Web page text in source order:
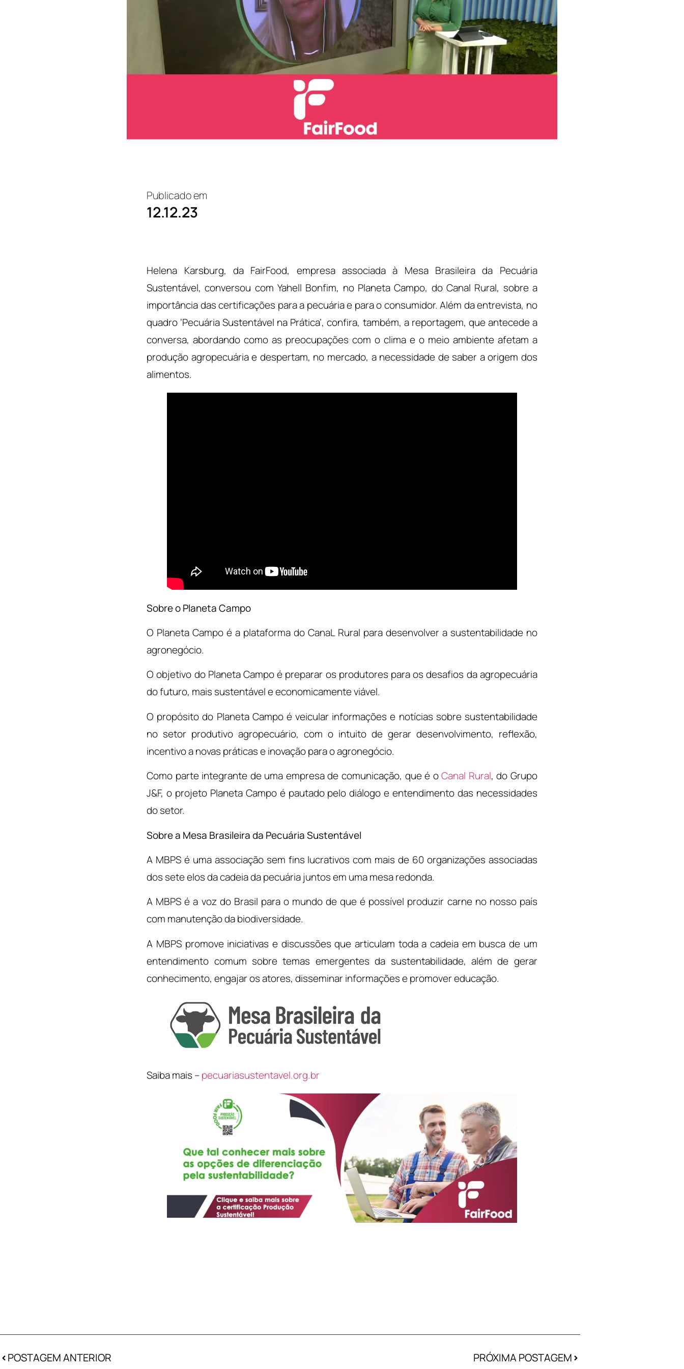
Publicado em
12.12.23
Helena Karsburg, da FairFood, empresa associada à Mesa Brasileira da Pecuária
Sustentável, conversou com Yahell Bonfim, no Planeta Campo, do Canal Rural, sobre a
importância das certificações para a pecuária e para o consumidor. Além da entrevista, no
quadro ‘Pecuária Sustentável na Prática’, confira, também, a reportagem, que antecede a
conversa, abordando como as preocupações com o clima e o meio ambiente afetam a
produção agropecuária e despertam, no mercado, a necessidade de saber a origem dos
alimentos.
Sobre o Planeta Campo
O Planeta Campo é a plataforma do CanaL Rural para desenvolver a sustentabilidade no
agronegócio.
O objetivo do Planeta Campo é preparar os produtores para os desafios da agropecuária
do futuro, mais sustentável e economicamente viável.
O propósito do Planeta Campo é veicular informações e notícias sobre sustentabilidade
no setor produtivo agropecuário, com o intuito de gerar desenvolvimento, reflexão,
incentivo a novas práticas e inovação para o agronegócio.
Como parte integrante de uma empresa de comunicação, que é oCanal Rural, do Grupo
J&F, o projeto Planeta Campo é pautado pelo diálogo e entendimento das necessidades
do setor.
Sobre a Mesa Brasileira da Pecuária Sustentável
A MBPS é uma associação sem fins lucrativos com mais de 60 organizações associadas
dos sete elos da cadeia da pecuária juntos em uma mesa redonda.
A MBPS é a voz do Brasil para o mundo de que é possível produzir carne no nosso país
com manutenção da biodiversidade.
A MBPS promove iniciativas e discussões que articulam toda a cadeia em busca de um
entendimento comum sobre temas emergentes da sustentabilidade, além de gerar
conhecimento, engajar os atores, disseminar informações e promover educação.
Saiba mais – pecuariasustentavel.org.br
POSTAGEM ANTERIOR PRÓXIMA POSTAGEM